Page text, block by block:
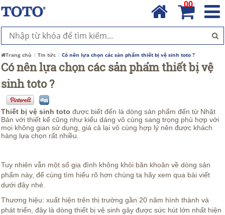
00
Trang chủ Tin tức Có nên lựa chọn các sản phẩm thiết bị vệ sinh toto ?
Có nên lựa chọn các sản phẩm thiết bị vệ
sinh toto ?
Thiết bị vệ sinh toto được biết đến là dòng sản phẩm đến từ Nhật
Bản với thiết kế cũng như kiểu dáng vô cùng sang trọng phù hợp với
mọi không gian sử dụng, giá cả lại vô cùng hợp lý nên được khách
hàng lựa chọn rất nhiều.
Tuy nhiên vẫn một số gia đình không khỏi băn khoăn về dòng sản
phẩm này, để cùng tìm hiểu rõ hơn chúng ta hãy xem qua bài viết
dưới đây nhé.
Thương hiệu: xuất hiện trên thị trường gần 20 năm hình thành và
phát triển, đây là dòng thiết bị vệ sinh gây được sức hút lớn nhất hiện